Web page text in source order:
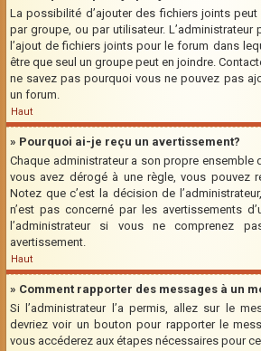
La possibilité d’ajouter des fichiers joints
par groupe, ou par utilisateur. L’administrateur
l’ajout de fichiers joints pour le forum dans
être que seul un groupe peut en joindre.
ne savez pas pourquoi vous ne pouvez pas
un forum.
Haut
» Pourquoi ai-je reçu un avertissement?
Chaque administrateur a son propre ensemble
vous avez dérogé à une règle, vous pouvez
Notez que c’est la décision de
n’est pas concerné par les avertissements
l’administrateur si vous ne comprenez
avertissement.
Haut
» Comment rapporter des messages à un
Si l’administrateur l’a permis, allez sur le
devriez voir un bouton pour rapporter le
vous accéderez aux étapes nécessaires pour